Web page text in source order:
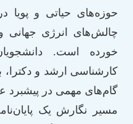
حوزه‌های حیاتی و پویا
چالش‌های انرژی جهانی و
خورده است.
کارشناسی ارشد و دکترا،
گام‌های مهمی در پیشبرد
مسیر نگارش یک